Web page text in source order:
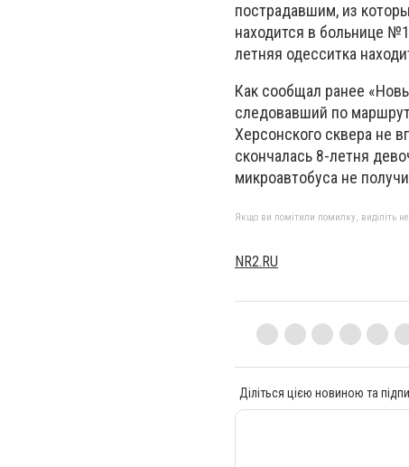
пострадавшим, из
находится в больнице
летняя одесситка
Как сообщал ранее
следовавший по
Херсонского сквера не
скончалась 8-летня
микроавтобуса не
Якщо ви помітили помилку, виділіть
NR2.RU
Діліться цією новиною та